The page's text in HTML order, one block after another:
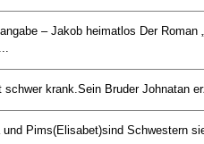
– Jakob heimatlos Der Roman
schwer krank.Sein Bruder Johnatan
und Pims(Elisabet)sind Schwestern